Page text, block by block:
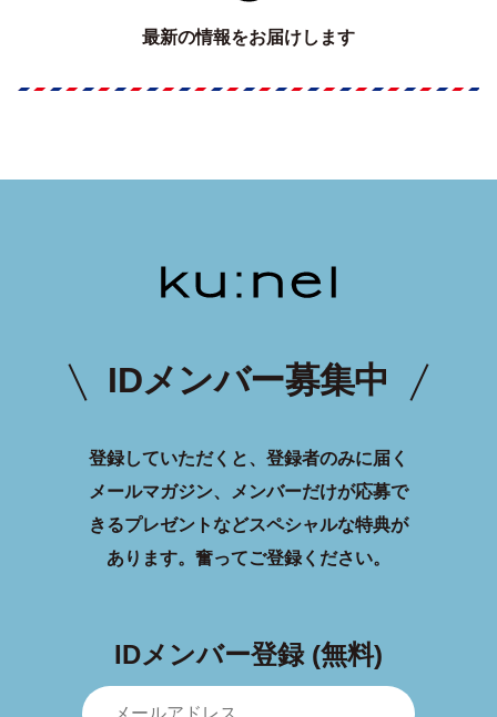
最新の情報をお届けします
IDメンバー募集中
登録していただくと、登録者のみに届く
メールマガジン、メンバーだけが応募で
きるプレゼントなどスペシャルな特典が
あります。 奮ってご登録ください。
IDメンバー登録 (無料)